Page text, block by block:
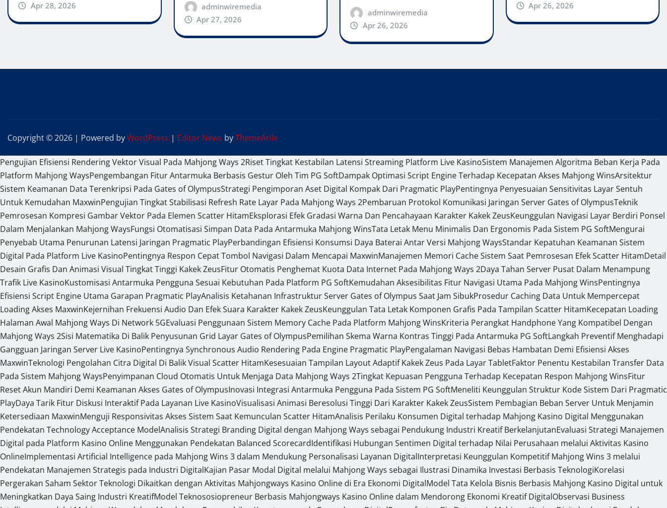
Apr 28, 2026
adminwiremedia
Apr 27, 2026
adminwiremedia
Apr 26, 2026
Apr 26, 2026
Copyright © 2026 | Powered byWordPress | Editor News byThemeArile
Pengujian Efisiensi Rendering Vektor Visual Pada Mahjong Ways 2Riset Tingkat Kestabilan Latensi Streaming Platform Live KasinoSistem Manajemen Algoritma Beban Kerja Pada
Platform Mahjong WaysPengembangan Fitur Antarmuka Berbasis Gestur Oleh Tim PG SoftDampak Optimasi Script Engine Terhadap Kecepatan Akses Mahjong WinsArsitektur
Sistem Keamanan Data Terenkripsi Pada Gates of OlympusStrategi Pengimporan Aset Digital Kompak Dari Pragmatic PlayPentingnya Penyesuaian Sensitivitas Layar Sentuh
Untuk Kemudahan MaxwinPengujian Tingkat Stabilisasi Refresh Rate Layar Pada Mahjong Ways 2Pembaruan Protokol Komunikasi Jaringan Server Gates of OlympusTeknik
Pemrosesan Kompresi Gambar Vektor Pada Elemen Scatter HitamEksplorasi Efek Gradasi Warna Dan Pencahayaan Karakter Kakek ZeusKeunggulan Navigasi Layar Berdiri Ponsel
Dalam Menjalankan Mahjong WaysFungsi Otomatisasi Simpan Data Pada Antarmuka Mahjong WinsTata Letak Menu Minimalis Dan Ergonomis Pada Sistem PG SoftMengurai
Penyebab Utama Penurunan Latensi Jaringan Pragmatic PlayPerbandingan Efisiensi Konsumsi Daya Baterai Antar Versi Mahjong WaysStandar Kepatuhan Keamanan Sistem
Digital Pada Platform Live KasinoPentingnya Respon Cepat Tombol Navigasi Dalam Mencapai MaxwinManajemen Memori Cache Sistem Saat Pemrosesan Efek Scatter HitamDetail
Desain Grafis Dan Animasi Visual Tingkat Tinggi Kakek ZeusFitur Otomatis Penghemat Kuota Data Internet Pada Mahjong Ways 2Daya Tahan Server Pusat Dalam Menampung
Trafik Live KasinoKustomisasi Antarmuka Pengguna Sesuai Kebutuhan Pada Platform PG SoftKemudahan Aksesibilitas Fitur Navigasi Utama Pada Mahjong WinsPentingnya
Efisiensi Script Engine Utama Garapan Pragmatic PlayAnalisis Ketahanan Infrastruktur Server Gates of Olympus Saat Jam SibukProsedur Caching Data Untuk Mempercepat
Loading Akses MaxwinKejernihan Frekuensi Audio Dan Efek Suara Karakter Kakek ZeusKeunggulan Tata Letak Komponen Grafis Pada Tampilan Scatter HitamKecepatan Loading
Halaman Awal Mahjong Ways Di Network 5GEvaluasi Penggunaan Sistem Memory Cache Pada Platform Mahjong WinsKriteria Perangkat Handphone Yang Kompatibel Dengan
Mahjong Ways 2Sisi Matematika Di Balik Penyusunan Grid Layar Gates of OlympusPemilihan Skema Warna Kontras Tinggi Pada Antarmuka PG SoftLangkah Preventif Menghadapi
Gangguan Jaringan Server Live KasinoPentingnya Synchronous Audio Rendering Pada Engine Pragmatic PlayPengalaman Navigasi Bebas Hambatan Demi Efisiensi Akses
MaxwinTeknologi Pengolahan Citra Digital Di Balik Visual Scatter HitamKesesuaian Tampilan Layout Adaptif Kakek Zeus Pada Layar TabletFaktor Penentu Kestabilan Transfer Data
Pada Sistem Mahjong WaysPenyimpanan Cloud Otomatis Untuk Menjaga Data Mahjong Ways 2Tingkat Kepuasan Pengguna Terhadap Kecepatan Respon Mahjong WinsFitur
Reset Akun Mandiri Demi Keamanan Akses Gates of OlympusInovasi Integrasi Antarmuka Pengguna Pada Sistem PG SoftMeneliti Keunggulan Struktur Kode Sistem Dari Pragmatic
PlayDaya Tarik Fitur Diskusi Interaktif Pada Layanan Live KasinoVisualisasi Animasi Beresolusi Tinggi Dari Karakter Kakek ZeusSistem Pembagian Beban Server Untuk Menjamin
Ketersediaan MaxwinMenguji Responsivitas Akses Sistem Saat Kemunculan Scatter HitamAnalisis Perilaku Konsumen Digital terhadap Mahjong Kasino Digital Menggunakan
Pendekatan Technology Acceptance ModelAnalisis Strategi Branding Digital dengan Mahjong Ways sebagai Pendukung Industri Kreatif BerkelanjutanEvaluasi Strategi Manajemen
Digital pada Platform Kasino Online Menggunakan Pendekatan Balanced ScorecardIdentifikasi Hubungan Sentimen Digital terhadap Nilai Perusahaan melalui Aktivitas Kasino
OnlineImplementasi Artificial Intelligence pada Mahjong Wins 3 dalam Mendukung Personalisasi Layanan DigitalInterpretasi Keunggulan Kompetitif Mahjong Wins 3 melalui
Pendekatan Manajemen Strategis pada Industri DigitalKajian Pasar Modal Digital melalui Mahjong Ways sebagai Ilustrasi Dinamika Investasi Berbasis TeknologiKorelasi
Pergerakan Saham Sektor Teknologi Dikaitkan dengan Aktivitas Mahjongways Kasino Online di Era Ekonomi DigitalModel Tata Kelola Bisnis Berbasis Mahjong Kasino Digital untuk
Meningkatkan Daya Saing Industri KreatifModel Teknososiopreneur Berbasis Mahjongways Kasino Online dalam Mendorong Ekonomi Kreatif DigitalObservasi Business